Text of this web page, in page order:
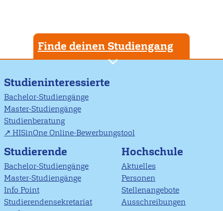
Finde deinen Studiengang
Studieninteressierte
Bachelor-Studiengänge
Master-Studiengänge
Studienberatung
HISinOne Online-Bewerbungstool
Studierende
Bachelor-Studiengänge
Master-Studiengänge
Info Point
Studierendensekretariat
Hochschule
Aktuelles
Personen
Stellenangebote
Ausschreibungen